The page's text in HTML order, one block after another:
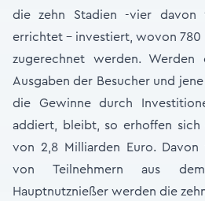
die zehn Stadien -vier davon
errichtet - investiert, wovon 780
zugerechnet werden.
Ausgaben der Besucher und
die Gewinne durch
addiert, bleibt, so erhoffen sich
von 2,8 Milliarden Euro. Davon
von Teilnehmern aus
Hauptnutznießer werden die